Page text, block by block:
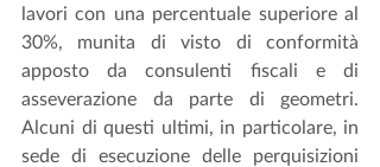
lavori con una percentuale superiore al
30%, munita di visto di conformità
apposto da consulenti fiscali e di
asseverazione da parte di geometri.
Alcuni di questi ultimi, in particolare, in
sede di esecuzione delle perquisizioni